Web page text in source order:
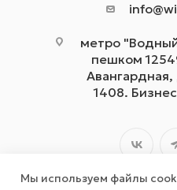
метро
пешком
1408.
Мы используем файлы